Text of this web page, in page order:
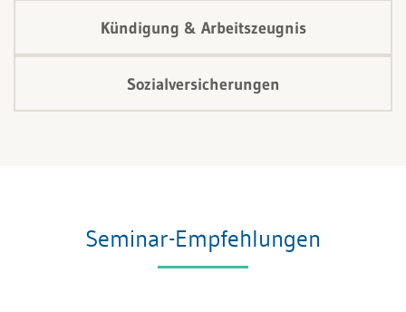
Kündigung & Arbeitszeugnis
Sozialversicherungen
Seminar-Empfehlungen